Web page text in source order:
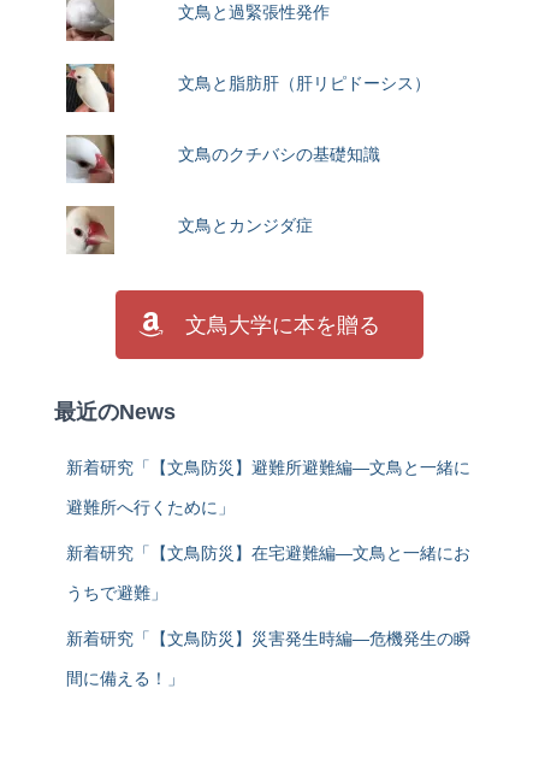
文鳥と過緊張性発作
文鳥と脂肪肝（肝リピドーシス）
文鳥のクチバシの基礎知識
文鳥とカンジダ症
文鳥大学に本を贈る
最近のNews
新着研究「【文鳥防災】避難所避難編―文鳥と一緒に
避難所へ行くために」
新着研究「【文鳥防災】在宅避難編―文鳥と一緒にお
うちで避難」
新着研究「【文鳥防災】災害発生時編―危機発生の瞬
間に備える！」